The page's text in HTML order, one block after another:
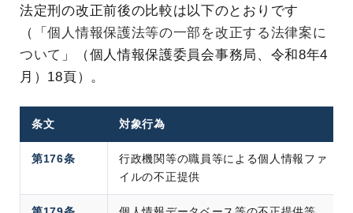
法定刑の改正前後の比較は以下のとおりです
（「個人情報保護法等の一部を改正する法律案に
ついて 」（個人情報保護委員会事務局、令和8年4
月）18頁）。
条文 対象行為
第176条
行政機関等の職員等による個人情報ファ
イルの不正提供